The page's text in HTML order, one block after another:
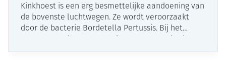
Kinkhoest is een erg besmettelijke aandoening van
de bovenste luchtwegen. Ze wordt veroorzaakt
door de bacterie Bordetella Pertussis. Bij het